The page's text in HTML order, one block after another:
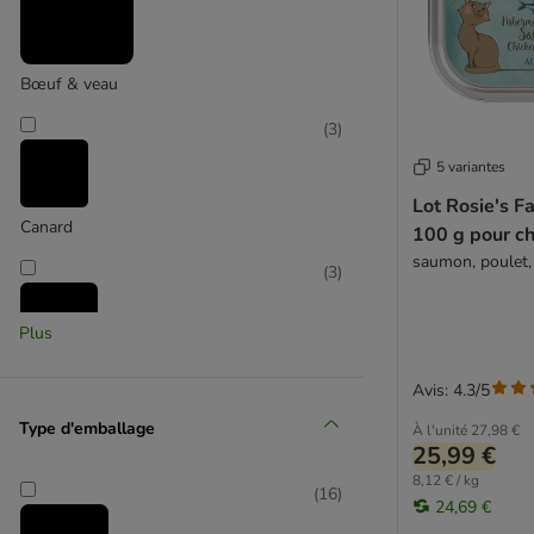
Hill's Science Plan
IAMS
James Wellbeloved
JosiCat
Kattovit
Leonardo
Lily's Kitchen
MERA Cats
Bœuf & veau
Canard
(3)
(3)
Dinde
(3)
Plus
Type d'emballage
(16)
5 variantes
Lot Rosie's
100 g pour
saumon,
À l'unité 27,98 €
25,99 €
8,12 € / kg
24,69 €
Avis: 4.3/5